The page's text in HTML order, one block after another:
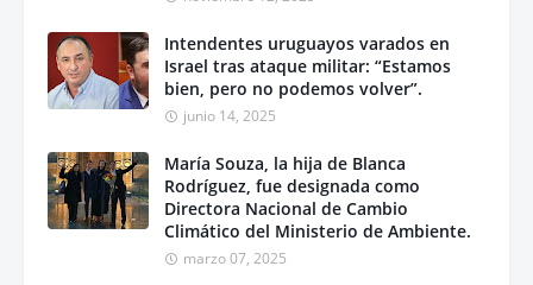
Intendentes uruguayos varados en
Israel tras ataque militar: “Estamos
bien, pero no podemos volver”.
junio 14, 2025
María Souza, la hija de Blanca
Rodríguez, fue designada como
Directora Nacional de Cambio
Climático del Ministerio de Ambiente.
marzo 07, 2025